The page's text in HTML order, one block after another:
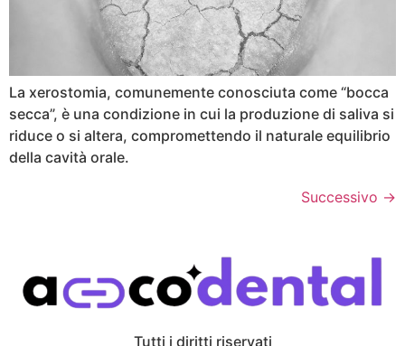
La xerostomia, comunemente conosciuta come “bocca
secca”, è una condizione in cui la produzione di saliva si
riduce o si altera, compromettendo il naturale equilibrio
della cavità orale.
Successivo →
Tutti i diritti riservati